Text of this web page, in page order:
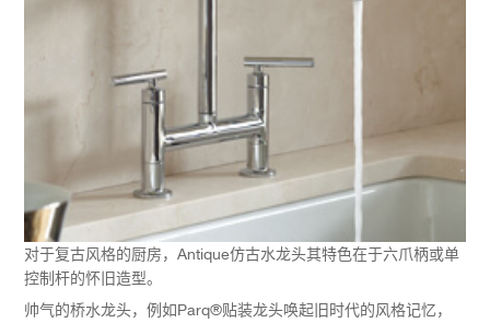
对于复古风格的厨房，Antique仿古水龙头其特色在于六爪柄或单
控制杆的怀旧造型。
帅气的桥水龙头，例如Parq®贴装龙头唤起旧时代的风格记忆，